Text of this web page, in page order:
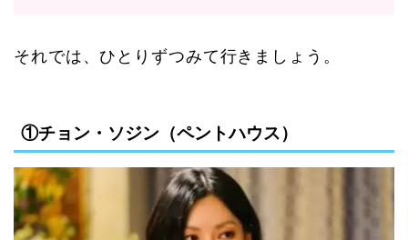
それでは、ひとりずつみて行きましょう。
①チョン・ソジン（ペントハウス）